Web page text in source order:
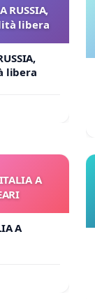
RUSSIA,
libera
libera
A
A